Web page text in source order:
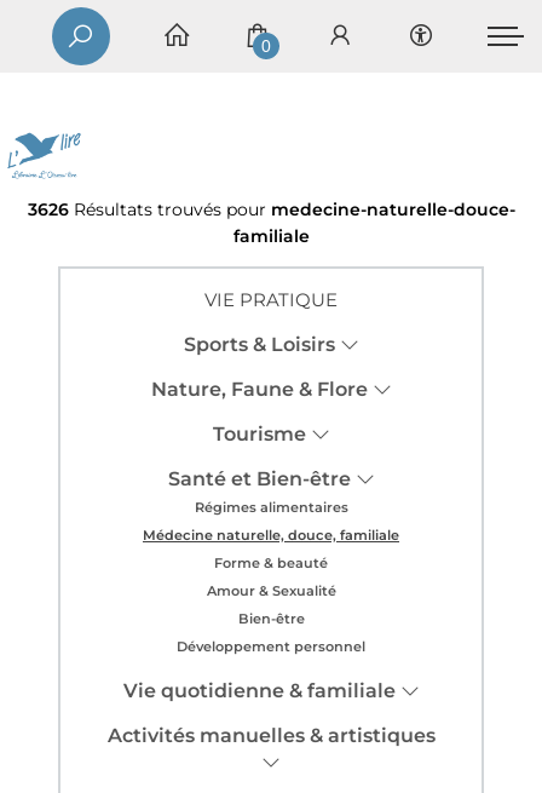
0
3626 Résultats trouvés pour medecine-naturelle-douce-
familiale
VIE PRATIQUE
Sports & Loisirs
Nature, Faune & Flore
Tourisme
Santé et Bien-être
Régimes alimentaires
Médecine naturelle, douce, familiale
Forme & beauté
Amour & Sexualité
Bien-être
Développement personnel
Vie quotidienne & familiale
Activités manuelles & artistiques